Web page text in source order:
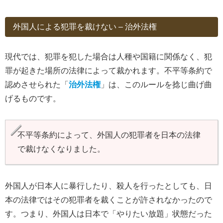
外国人による犯罪を裁けない – 治外法権
現代では、犯罪を犯した場合は人種や国籍に関係なく、犯
罪が起きた場所の法律によって裁かれます。不平等条約で
認めさせられた「 治外法権」は、このルールを捻じ曲げ曲
げるものです。
不平等条約によって、外国人の犯罪者を日本の法律
で裁けなくなりました。
外国人が日本人に暴行したり、殺人を行ったとしても、日
本の法律ではその犯罪者を裁くことが許されなかったので
す。つまり、外国人は日本で「やりたい放題」状態だった